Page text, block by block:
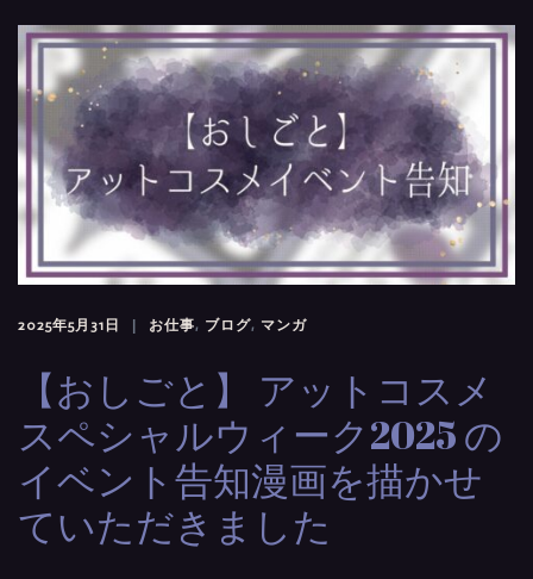
2025年5月31日 お仕事, ブログ, マンガ
【おしごと】 アットコスメ
スペシャルウィーク2025 の
イベント告知漫画を描かせ
ていただきました